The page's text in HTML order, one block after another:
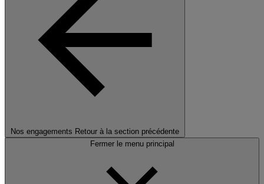
Nos engagements Retour à la section précédente
Fermer le menu principal